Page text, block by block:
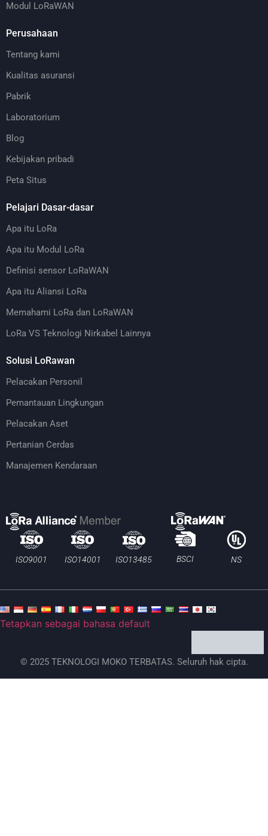
Modul LoRaWAN
Perusahaan
Tentang kami
Kualitas asuransi
Pabrik
Laboratorium
Blog
Kebijakan pribadi
Peta Situs
Pelajari Dasar-dasar
Apa itu LoRa
Apa itu Modul LoRa
Definisi sensor LoRaWAN
Apa itu Aliansi LoRa
Memahami LoRa dan LoRaWAN
LoRa VS Teknologi Nirkabel Lainnya
Solusi LoRawan
Pelacakan Personil
Pemantauan Lingkungan
Pelacakan Aset
Pertanian Cerdas
Manajemen Kendaraan
ISO9001 ISO14001 ISO13485 BSCI NS
Tetapkan sebagai bahasa default
© 2025 TEKNOLOGI MOKO TERBATAS. Seluruh hak cipta.